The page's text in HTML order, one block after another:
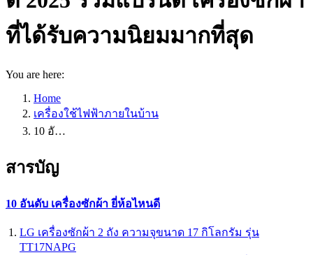
ที่ได้รับความนิยมมากที่สุด
You are here:
Home
เครื่องใช้ไฟฟ้าภายในบ้าน
10 อั…
สารบัญ
10 อันดับ เครื่องซักผ้า ยี่ห้อไหนดี
LG เครื่องซักผ้า 2 ถัง ความจุขนาด 17 กิโลกรัม รุ่น
TT17NAPG